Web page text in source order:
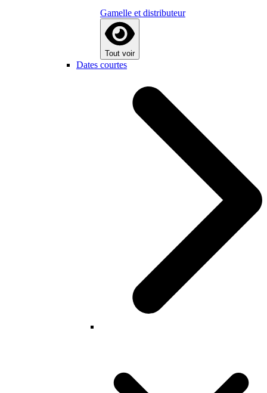
Gamelle et distributeur
Tout voir
Dates courtes